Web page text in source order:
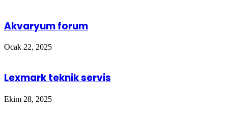
Akvaryum forum
Ocak 22, 2025
Lexmark teknik servis
Ekim 28, 2025